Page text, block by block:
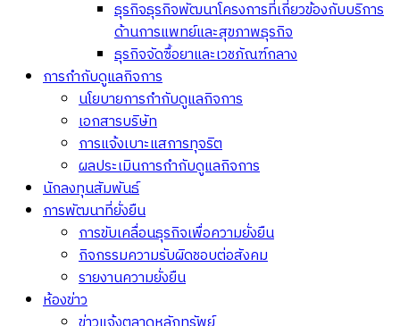
ธุรกิจธุรกิจพัฒนาโครงการที่เกี่ยวข้องกับบริการ
ด้านการแพทย์และสุขภาพธุรกิจ
ธุรกิจจัดซื้อยาและเวชภัณฑ์กลาง
การกำกับดูแลกิจการ
นโยบายการกำกับดูแลกิจการ
เอกสารบริษัท
การแจ้งเบาะแสการทุจริต
ผลประเมินการกำกับดูแลกิจการ
นักลงทุนสัมพันธ์
การพัฒนาที่ยั่งยืน
การขับเคลื่อนธุรกิจเพื่อความยั่งยืน
กิจกรรมความรับผิดชอบต่อสังคม
รายงานความยั่งยืน
ห้องข่าว